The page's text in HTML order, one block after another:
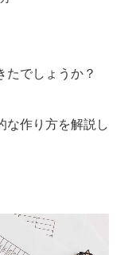
たでしょうか？
な作り方を解説し